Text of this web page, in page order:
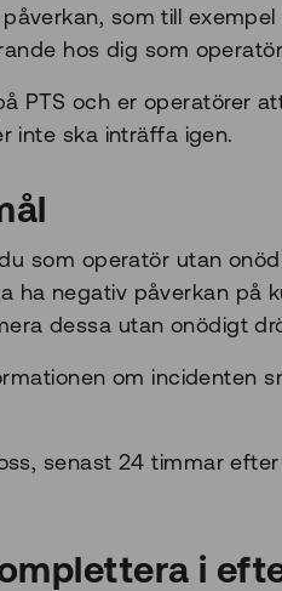
som till
hos dig som
PTS och er operatörer
inte ska inträffa igen.
som operatör utan
ha negativ påverkan på
dessa utan onödigt
om incidenten
senast 24 timmar
i